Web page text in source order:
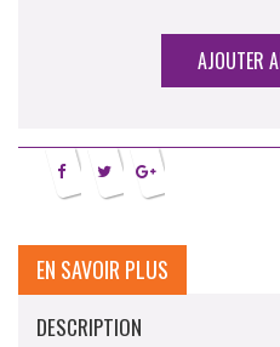
AJOUTER
EN SAVOIR PLUS
DESCRIPTION